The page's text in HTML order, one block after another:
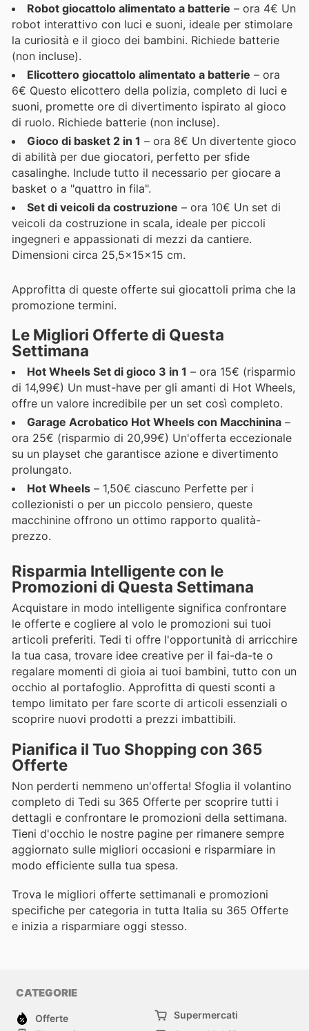
Robot giocattolo alimentato a batterie – ora 4€ Un
robot interattivo con luci e suoni, ideale per stimolare
la curiosità e il gioco dei bambini. Richiede batterie
(non incluse).
Elicottero giocattolo alimentato a batterie – ora
6€ Questo elicottero della polizia, completo di luci e
suoni, promette ore di divertimento ispirato al gioco
di ruolo. Richiede batterie (non incluse).
Gioco di basket 2 in 1 – ora 8€ Un divertente gioco
di abilità per due giocatori, perfetto per sfide
casalinghe. Include tutto il necessario per giocare a
basket o a "quattro in fila".
Set di veicoli da costruzione – ora 10€ Un set di
veicoli da costruzione in scala, ideale per piccoli
ingegneri e appassionati di mezzi da cantiere.
Dimensioni circa 25,5x15x15 cm.
Approfitta di queste offerte sui giocattoli prima che la
promozione termini.
Le Migliori Offerte di Questa
Settimana
Hot Wheels Set di gioco 3 in 1 – ora 15€ (risparmio
di 14,99€) Un must-have per gli amanti di Hot Wheels,
offre un valore incredibile per un set così completo.
Garage Acrobatico Hot Wheels con Macchinina –
ora 25€ (risparmio di 20,99€) Un'offerta eccezionale
su un playset che garantisce azione e divertimento
prolungato.
Hot Wheels – 1,50€ ciascuno Perfette per i
collezionisti o per un piccolo pensiero, queste
macchinine offrono un ottimo rapporto qualità-
prezzo.
Risparmia Intelligente con le
Promozioni di Questa Settimana
Acquistare in modo intelligente significa confrontare
le offerte e cogliere al volo le promozioni sui tuoi
articoli preferiti. Tedi ti offre l'opportunità di arricchire
la tua casa, trovare idee creative per il fai-da-te o
regalare momenti di gioia ai tuoi bambini, tutto con un
occhio al portafoglio. Approfitta di questi sconti a
tempo limitato per fare scorte di articoli essenziali o
scoprire nuovi prodotti a prezzi imbattibili.
Pianifica il Tuo Shopping con 365
Offerte
Non perderti nemmeno un'offerta! Sfoglia il volantino
completo di Tedi su 365 Offerte per scoprire tutti i
dettagli e confrontare le promozioni della settimana.
Tieni d'occhio le nostre pagine per rimanere sempre
aggiornato sulle migliori occasioni e risparmiare in
modo efficiente sulla tua spesa.
Trova le migliori offerte settimanali e promozioni
specifiche per categoria in tutta Italia su 365 Offerte
e inizia a risparmiare oggi stesso.
CATEGORIE
Offerte
Supermercati